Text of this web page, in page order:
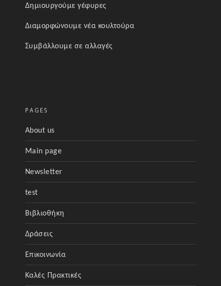
Δημιουργούμε γέφυρες
Διαμορφώνουμε νέα κουλτούρα
Συμβάλλουμε σε αλλαγές
PAGES
About us
Main page
Newsletter
test
Βιβλιοθήκη
Δράσεις
Επικοινωνία
Καλές Πρακτικές